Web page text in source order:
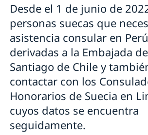
Pasaporte
Número de coordinación
Pasaporte provisorio
Renovar licencia de conducir
Nacionalidad sueca
Registro de nombres
Notificación de nacionalidad de
soltero sueco
Perder o conservar la ciudadanía
Pensión y Fe de Vida
Casarse
Divorciarse
Apostilla y traducciones
Cambio de domicilio
Fallecimiento
Herencias internacionales
Ayuda jurídica
Desde el 1 de junio de
personas suecas que
asistencia consular en
derivadas a la Embajada
Santiago de Chile y
contactar con los
Honorarios de Suecia en
cuyos datos se encuentra
seguidamente.